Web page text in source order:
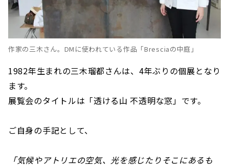
作家の三木さん。DMに使われている作品「Bresciaの中庭」
1982年生まれの三木瑠都さんは、4年ぶりの個展となり
ます。
展覧会のタイトルは「透ける山 不透明な窓」です。
ご自身の手記として、
「気候やアトリエの空気、光を感じたりそこにあるも